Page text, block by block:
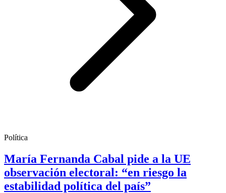
Política
María Fernanda Cabal pide a la UE
observación electoral: “en riesgo la
estabilidad política del país”